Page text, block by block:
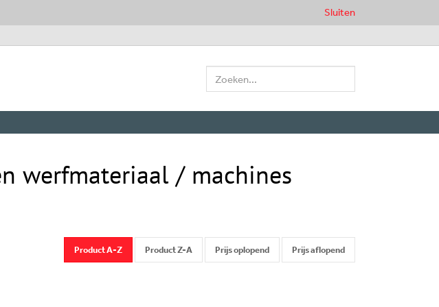
Sluiten
werfmateriaal / machines
Product A-Z Product Z-A Prijs oplopend Prijs aflopend